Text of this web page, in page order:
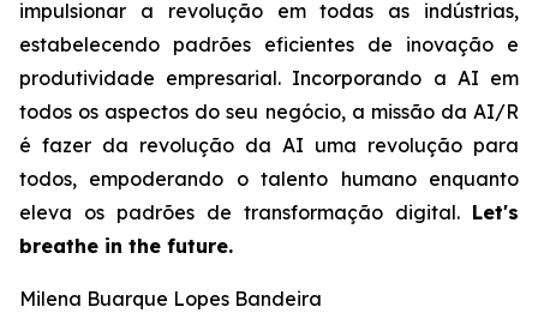
impulsionar a revolução em todas as indústrias,
estabelecendo padrões eficientes de inovação e
produtividade empresarial. Incorporando a AI em
todos os aspectos do seu negócio, a missão da AI/R
é fazer da revolução da AI uma revolução para
todos, empoderando o talento humano enquanto
eleva os padrões de transformação digital. Let's
breathe in the future.
Milena Buarque Lopes Bandeira